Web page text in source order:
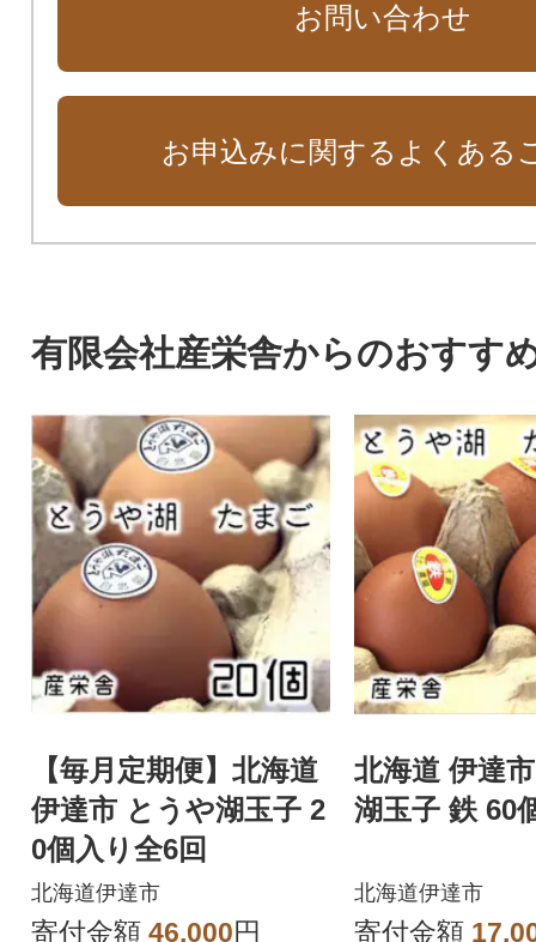
お問い合わせ
お申込みに関するよくある
有限会社産栄舎からのおすす
【毎月定期便】北海道
伊達市 とうや湖玉子 2
0個入り全6回
北海道伊達市
寄付金額 46,000円
北海道 伊達
湖玉子 鉄 60
北海道伊達市
寄付金額